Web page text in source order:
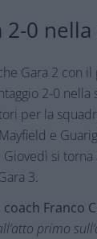
2-0
Gara 2 con
2-0 nella
per la
e
si torna
3.
Franco
primo